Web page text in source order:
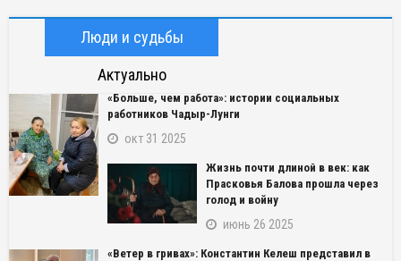
Люди и судьбы
Актуально
«Больше, чем работа»: истории социальных
работников Чадыр-Лунги
окт 31 2025
Жизнь почти длиной в век: как
Прасковья Балова прошла через
голод и войну
июнь 26 2025
«Ветер в гривах»: Константин Келеш представил в